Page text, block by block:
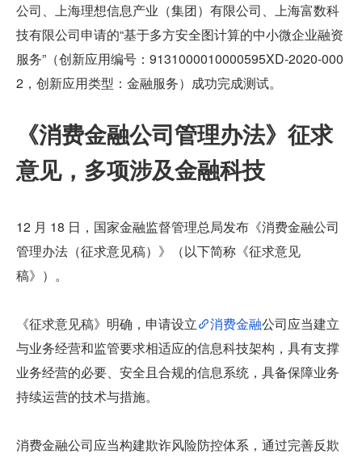
公司、上海理想信息产业（集团）有限公司、上海富数科
技有限公司申请的“基于多方安全图计算的中小微企业融资
服务”（创新应用编号：9131000010000595XD-2020-000
2，创新应用类型：金融服务）成功完成测试。
《消费金融公司管理办法》征求
意见，多项涉及金融科技
12 月 18 日，国家金融监督管理总局发布《消费金融公司
管理办法（征求意见稿）》（以下简称《征求意见
稿》）。
《征求意见稿》明确，申请设立 消费金融公司应当建立
与业务经营和监管要求相适应的信息科技架构，具有支撑
业务经营的必要、安全且合规的信息系统，具备保障业务
持续运营的技术与措施。
消费金融公司应当构建欺诈风险防控体系，通过完善反欺